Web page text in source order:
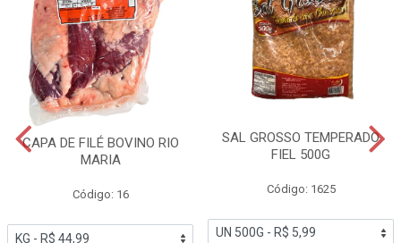
CAPA DE FILÉ BOVINO RIO
MARIA
Código: 16
SAL GROSSO TEMPERADO
FIEL 500G
Código: 1625